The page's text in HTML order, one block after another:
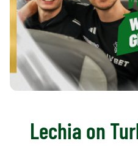
Lechia on